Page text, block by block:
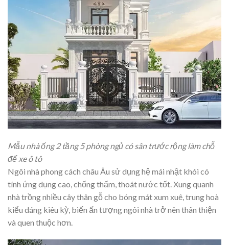
Mẫu nhà ống 2 tầng 5 phòng ngủ có sân trước rộng làm chỗ
để xe ô tô
Ngôi nhà phong cách châu Âu sử dụng hệ mái nhật khói có
tính ứng dụng cao, chống thấm, thoát nước tốt. Xung quanh
nhà trồng nhiều cây thân gỗ cho bóng mát xum xuê, trung hoà
kiểu dáng kiêu kỳ, biến ấn tượng ngôi nhà trở nên thân thiện
và quen thuộc hơn.